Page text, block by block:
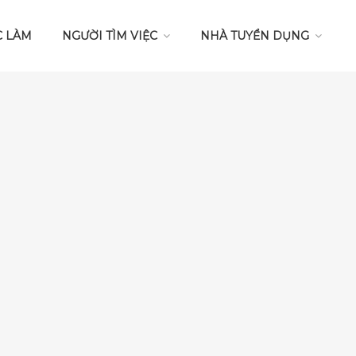
LÀM NGƯỜI TÌM VIỆC NHÀ TUYỂN DỤNG